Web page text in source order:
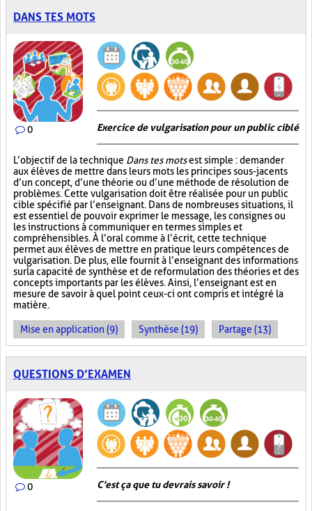
DANS TES MOTS
0 Exercice de vulgarisation pour un public ciblé
L’objectif de la technique Dans tes motsest simple : demander
aux élèves de mettre dans leurs mots les principes sous-jacents
d’un concept, d’une théorie ou d’une méthode de résolution de
problèmes. Cette vulgarisation doit être réalisée pour un public
cible spécifié par l’enseignant. Dans de nombreuses situations, il
est essentiel de pouvoir exprimer le message, les consignes ou
les instructions à communiquer en termes simples et
compréhensibles. À l’oral comme à l’écrit, cette technique
permet aux élèves de mettre en pratique leurs compétences de
vulgarisation. De plus, elle fournit à l’enseignant des informations
sur la capacité de synthèse et de reformulation des théories et des
concepts importants par les élèves. Ainsi, l’enseignant est en
mesure de savoir à quel point ceux-ci ont compris et intégré la
matière.
Mise en application (9) Synthèse (19) Partage (13)
QUESTIONS D’EXAMEN
0 C'est ça que tu devrais savoir !